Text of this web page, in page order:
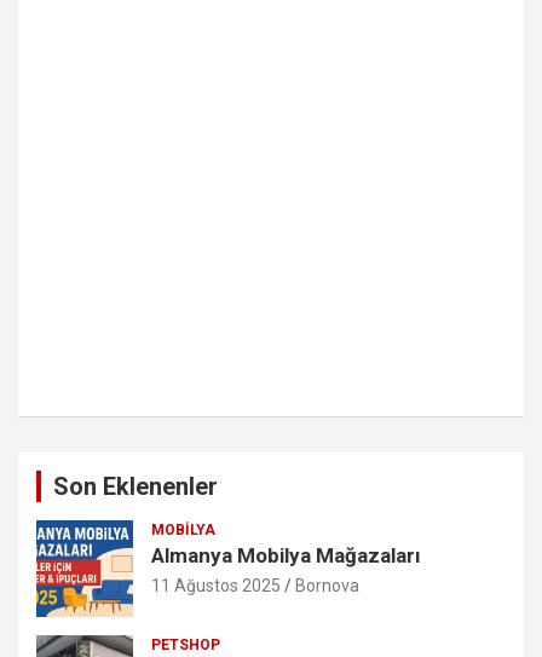
Son Eklenenler
MOBILYA
Almanya Mobilya Mağazaları
11 Ağustos 2025 Bornova
PETSHOP